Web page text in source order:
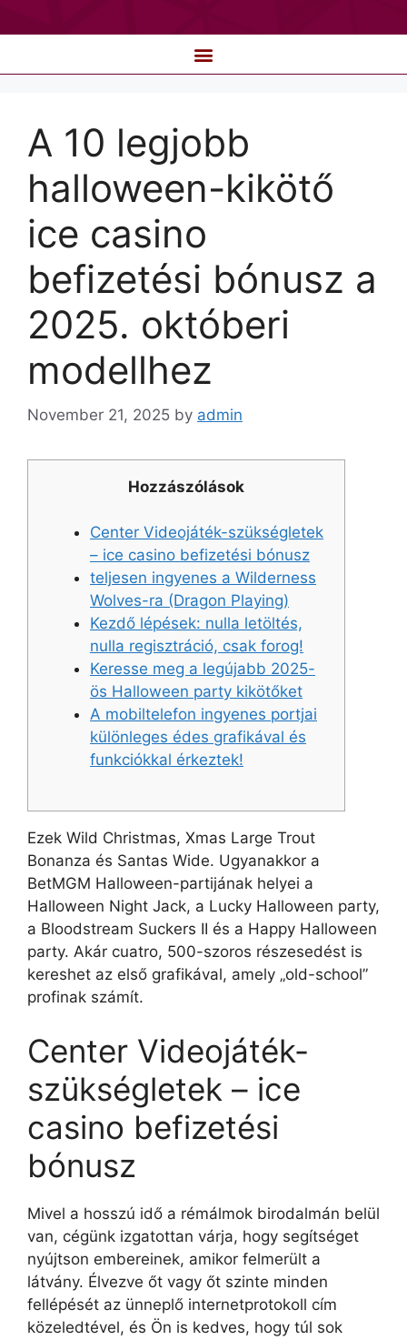
A 10 legjobb
halloween-kikötő
ice casino
befizetési bónusz a
2025. októberi
modellhez
November 21, 2025 by admin
Hozzászólások
Center Videojáték-szükségletek
– ice casino befizetési bónusz
teljesen ingyenes a Wilderness
Wolves-ra (Dragon Playing)
Kezdő lépések: nulla letöltés,
nulla regisztráció, csak forog!
Keresse meg a legújabb 2025-
ös Halloween party kikötőket
A mobiltelefon ingyenes portjai
különleges édes grafikával és
funkciókkal érkeztek!
Ezek Wild Christmas, Xmas Large Trout
Bonanza és Santas Wide. Ugyanakkor a
BetMGM Halloween-partijának helyei a
Halloween Night Jack, a Lucky Halloween party,
a Bloodstream Suckers II és a Happy Halloween
party. Akár cuatro, 500-szoros részesedést is
kereshet az első grafikával, amely „old-school”
profinak számít.
Center Videojáték-
szükségletek – ice
casino befizetési
bónusz
Mivel a hosszú idő a rémálmok birodalmán belül
van, cégünk izgatottan várja, hogy segítséget
nyújtson embereinek, amikor felmerült a
látvány. Élvezve őt vagy őt szinte minden
fellépését az ünneplő internetprotokoll cím
közeledtével, és Ön is kedves, hogy túl sok